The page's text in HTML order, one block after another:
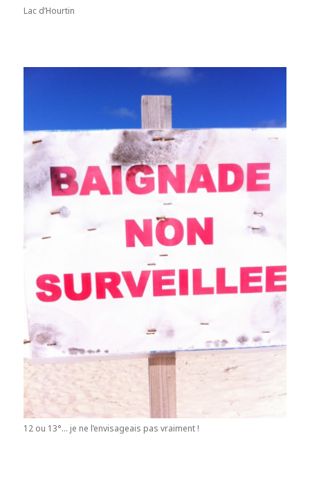
Lac d’Hourtin
12 ou 13°… je ne l’envisageais pas vraiment !